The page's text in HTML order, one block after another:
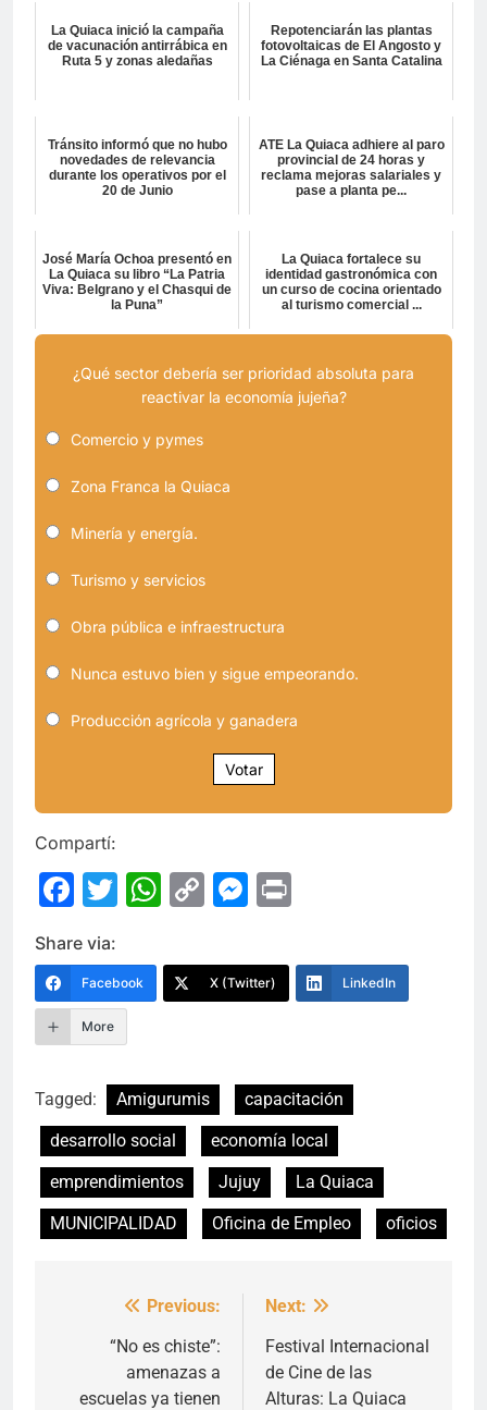
La Quiaca inició la campaña
de vacunación antirrábica en
Ruta 5 y zonas aledañas
Repotenciarán las plantas
fotovoltaicas de El Angosto y
La Ciénaga en Santa Catalina
Tránsito informó que no hubo
novedades de relevancia
durante los operativos por el
20 de Junio
ATE La Quiaca adhiere al paro
provincial de 24 horas y
reclama mejoras salariales y
pase a planta pe...
José María Ochoa presentó en
La Quiaca su libro “La Patria
Viva: Belgrano y el Chasqui de
la Puna”
La Quiaca fortalece su
identidad gastronómica con
un curso de cocina orientado
al turismo comercial ...
¿Qué sector debería ser prioridad absoluta para
reactivar la economía jujeña?
Comercio y pymes
Zona Franca la Quiaca
Minería y energía.
Turismo y servicios
Obra pública e infraestructura
Nunca estuvo bien y sigue empeorando.
Producción agrícola y ganadera
Votar
Compartí:
Facebook
Twitter
WhatsApp
CopyMessenger
Share via:
Facebook X (Twitter) LinkedIn
More
Tagged: Amigurumis
capacitación
desarrollo social
economía local
emprendimientos
Jujuy
La Quiaca
MUNICIPALIDAD
Oficina de Empleo oficios
Navegación
entradas
Previous:
“No es chiste”:
amenazas a
escuelas ya tienen
Next:
Festival Internacional
de Cine de las
Alturas: La Quiaca